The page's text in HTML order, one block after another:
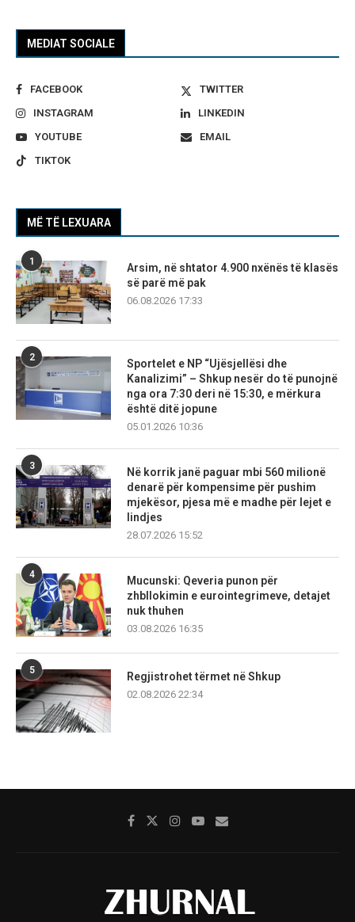
MEDIAT SOCIALE
FACEBOOK
TWITTER
INSTAGRAM
LINKEDIN
YOUTUBE
EMAIL
TIKTOK
MË TË LEXUARA
1
Arsim, në shtator 4.900 nxënës të klasës
së parë më pak
06.08.2026 17:33
2
Sportelet e NP “Ujësjellësi dhe
Kanalizimi” – Shkup nesër do të punojnë
nga ora 7:30 deri në 15:30, e mërkura
është ditë jopune
05.01.2026 10:36
3
Në korrik janë paguar mbi 560 milionë
denarë për kompensime për pushim
mjekësor, pjesa më e madhe për lejet e
lindjes
28.07.2026 15:52
4
Mucunski: Qeveria punon për
zhbllokimin e eurointegrimeve, detajet
nuk thuhen
03.08.2026 16:35
5
Regjistrohet tërmet në Shkup
02.08.2026 22:34